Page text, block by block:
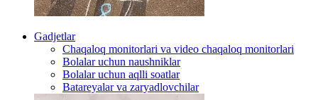
Gadjetlar
Chaqaloq monitorlari va video chaqaloq monitorlari
Bolalar uchun naushniklar
Bolalar uchun aqlli soatlar
Batareyalar va zaryadlovchilar